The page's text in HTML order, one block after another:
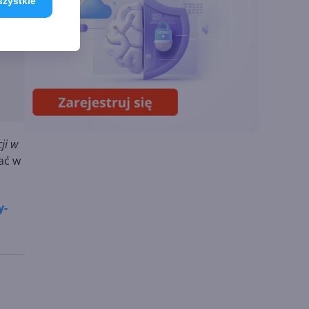
w
w
modeli GPT-5.6.
Odpowiedź na presję
Chin
Miliardy z AI i
chmury. Microsoft
ogłasza znakomite
wyniki i